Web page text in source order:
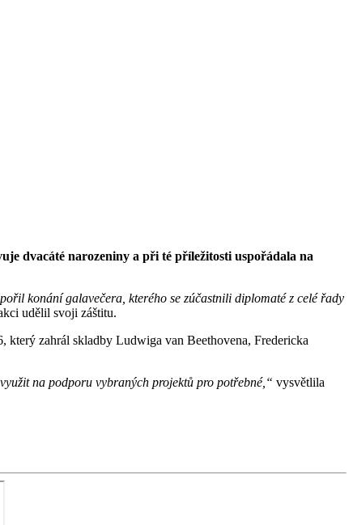
dvacáté narozeniny a při té příležitosti uspořádala na
konání galavečera, kterého se zúčastnili diplomaté z celé řady
udělil svoji záštitu.
který zahrál skladby Ludwiga van Beethovena, Fredericka
na podporu vybraných projektů pro potřebné,“ vysvětlila